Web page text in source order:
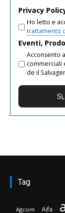
Privacy
Ho letto e
trattamento
Eventi,
Acconsento
commerciali
de il
Tag
Agcom Aifa